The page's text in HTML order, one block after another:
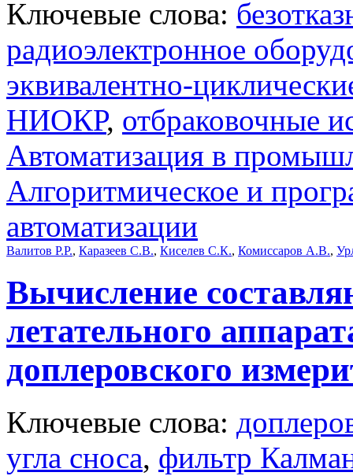
Ключевые слова:
радиоэлектронное
эквивалентно-
НИОКР, отбраковочные
Автоматизация в
Алгоритмическое и
автоматизации
Валитов Р.Р., Каразеев С.В., Киселев С.К., Комиссаров А.В.,
Вычисление
летательного
доплеровского
Ключевые слова:
угла сноса, фильтр